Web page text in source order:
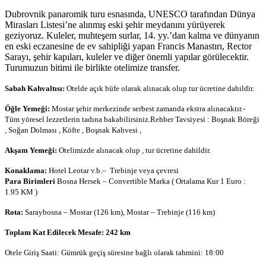
Dubrovnik panaromik turu esnasında, UNESCO tarafından Dünya
Mirasları Listesi’ne alınmış eski şehir meydanını yürüyerek
geziyoruz. Kuleler, muhteşem surlar, 14. yy.’dan kalma ve dünyanın
en eski eczanesine de ev sahipliği yapan Francis Manastırı, Rector
Sarayı, şehir kapıları, kuleler ve diğer önemli yapılar görülecektir.
Turumuzun bitimi ile birlikte otelimize transfer.
Sabah Kahvaltısı: Otelde açık büfe olarak alınacak olup tur ücretine dahildir.
Öğle Yemeği: Mostar şehir merkezinde serbest zamanda ekstra alınacaktır.-
Tüm yöresel lezzetlerin tadına bakabilirsiniz.Rehber Tavsiyesi : Boşnak Böreği
, Soğan Dolması , Köfte , Boşnak Kahvesi ,
Akşam Yemeği: Otelimizde alınacak olup , tur ücretine dahildir.
Konaklama: Hotel Leotar v.b.– Trebinje veya çevresi
Para Birimleri Bosna Hersek – Convertible Marka ( Ortalama Kur 1 Euro :
1.95 KM )
Rota: Saraybosna – Mostar (126 km), Mostar – Trebinje (116 km)
Toplam Kat Edilecek Mesafe: 242 km
Otele Giriş Saati: Gümrük geçiş süresine bağlı olarak tahmini: 18:00